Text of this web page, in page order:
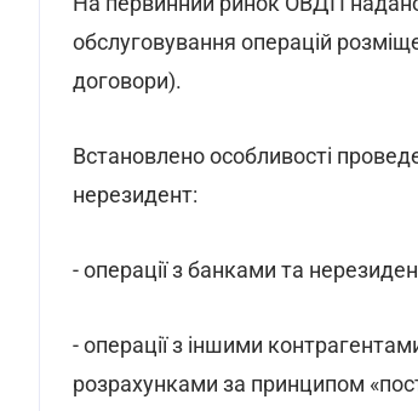
обслуговування операцій
договори).
Встановлено особливості
нерезидент:
- операції з банками та
- операції з іншими
розрахунками за принципом